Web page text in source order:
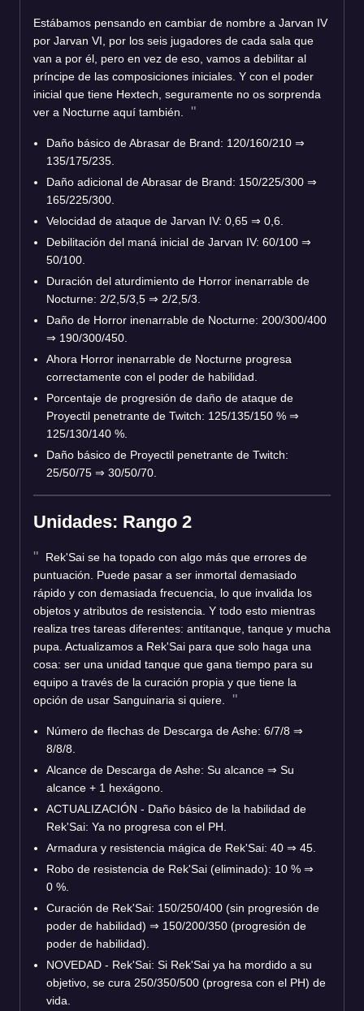
Estábamos pensando en cambiar de nombre a Jarvan IV
por Jarvan VI, por los seis jugadores de cada sala que
van a por él, pero en vez de eso, vamos a debilitar al
príncipe de las composiciones iniciales. Y con el poder
inicial que tiene Hextech, seguramente no os sorprenda
ver a Nocturne aquí también.
Daño básico de Abrasar de Brand: 120/160/210 ⇒
135/175/235.
Daño adicional de Abrasar de Brand: 150/225/300 ⇒
165/225/300.
Velocidad de ataque de Jarvan IV: 0,65 ⇒ 0,6.
Debilitación del maná inicial de Jarvan IV: 60/100 ⇒
50/100.
Duración del aturdimiento de Horror inenarrable de
Nocturne: 2/2,5/3,5 ⇒ 2/2,5/3.
Daño de Horror inenarrable de Nocturne: 200/300/400
⇒ 190/300/450.
Ahora Horror inenarrable de Nocturne progresa
correctamente con el poder de habilidad.
Porcentaje de progresión de daño de ataque de
Proyectil penetrante de Twitch: 125/135/150 % ⇒
125/130/140 %.
Daño básico de Proyectil penetrante de Twitch:
25/50/75 ⇒ 30/50/70.
Unidades: Rango 2
Rek'Sai se ha topado con algo más que errores de
puntuación. Puede pasar a ser inmortal demasiado
rápido y con demasiada frecuencia, lo que invalida los
objetos y atributos de resistencia. Y todo esto mientras
realiza tres tareas diferentes: antitanque, tanque y mucha
pupa. Actualizamos a Rek'Sai para que solo haga una
cosa: ser una unidad tanque que gana tiempo para su
equipo a través de la curación propia y que tiene la
opción de usar Sanguinaria si quiere.
Número de flechas de Descarga de Ashe: 6/7/8 ⇒
8/8/8.
Alcance de Descarga de Ashe: Su alcance ⇒ Su
alcance + 1 hexágono.
ACTUALIZACIÓN - Daño básico de la habilidad de
Rek'Sai: Ya no progresa con el PH.
Armadura y resistencia mágica de Rek'Sai: 40 ⇒ 45.
Robo de resistencia de Rek'Sai (eliminado): 10 % ⇒
0 %.
Curación de Rek'Sai: 150/250/400 (sin progresión de
poder de habilidad) ⇒ 150/200/350 (progresión de
poder de habilidad).
NOVEDAD - Rek'Sai: Si Rek'Sai ya ha mordido a su
objetivo, se cura 250/350/500 (progresa con el PH) de
vida.